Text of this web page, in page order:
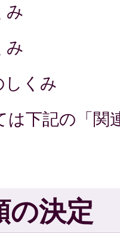
み
み
しくみ
は下記の「関
の決定